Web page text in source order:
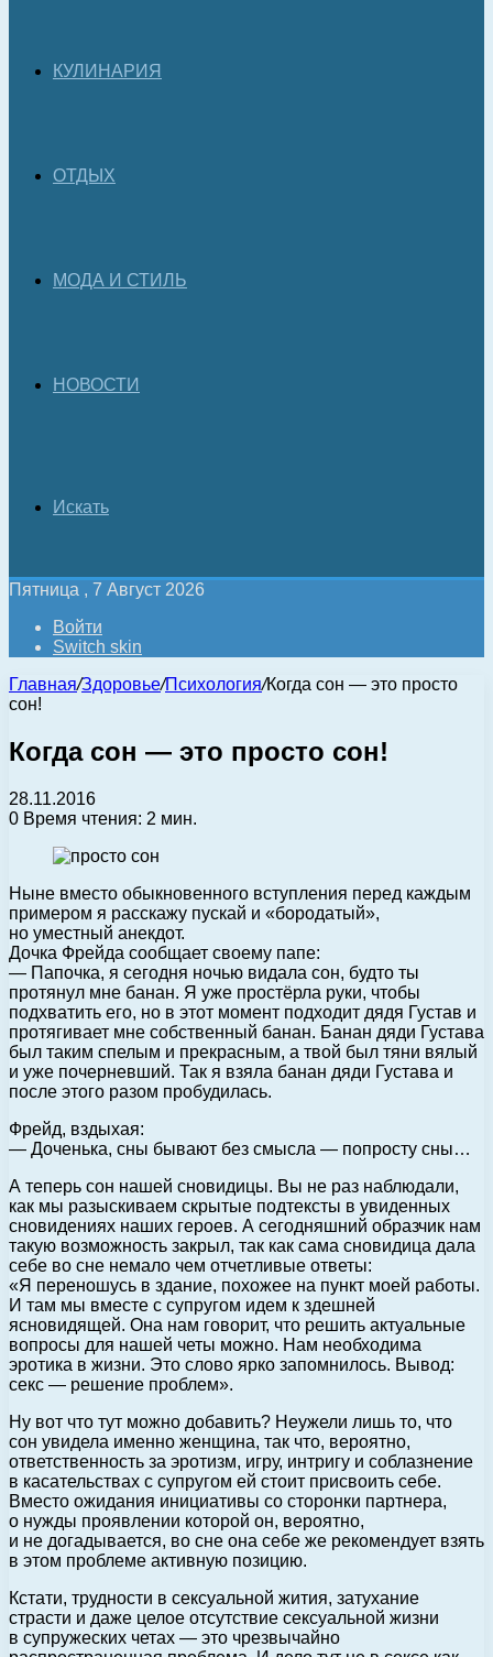
КУЛИНАРИЯ
ОТДЫХ
МОДА И СТИЛЬ
НОВОСТИ
Искать
Пятница , 7 Август 2026
Войти
Switch skin
Главная/Здоровье/Психология/Когда сон — это просто
сон!
Когда сон — это просто сон!
28.11.2016
0 Время чтения: 2 мин.
Ныне вместо обыкновенного вступления перед каждым
примером я расскажу пускай и «бородатый»,
но уместный анекдот.
Дочка Фрейда сообщает своему папе:
— Папочка, я сегодня ночью видала сон, будто ты
протянул мне банан. Я уже простёрла руки, чтобы
подхватить его, но в этот момент подходит дядя Густав и
протягивает мне собственный банан. Банан дяди Густава
был таким спелым и прекрасным, а твой был тяни вялый
и уже почерневший. Так я взяла банан дяди Густава и
после этого разом пробудилась.
Фрейд, вздыхая:
— Доченька, сны бывают без смысла — попросту сны…
А теперь сон нашей сновидицы. Вы не раз наблюдали,
как мы разыскиваем скрытые подтексты в увиденных
сновидениях наших героев. А сегодняшний образчик нам
такую возможность закрыл, так как сама сновидица дала
себе во сне немало чем отчетливые ответы:
«Я переношусь в здание, похожее на пункт моей работы.
И там мы вместе с супругом идем к здешней
ясновидящей. Она нам говорит, что решить актуальные
вопросы для нашей четы можно. Нам необходима
эротика в жизни. Это слово ярко запомнилось. Вывод:
секс — решение проблем».
Ну вот что тут можно добавить? Неужели лишь то, что
сон увидела именно женщина, так что, вероятно,
ответственность за эротизм, игру, интригу и соблазнение
в касательствах с супругом ей стоит присвоить себе.
Вместо ожидания инициативы со сторонки партнера,
о нужды проявлении которой он, вероятно,
и не догадывается, во сне она себе же рекомендует взять
в этом проблеме активную позицию.
Кстати, трудности в сексуальной жития, затухание
страсти и даже целое отсутствие сексуальной жизни
в супружеских четах — это чрезвычайно